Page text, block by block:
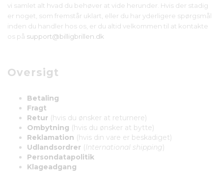
vi samlet alt hvad du behøver at vide herunder. Hvis der stadig
er noget, som fremstår uklart, eller du har yderligere spørgsmål
inden du handler hos os, er du altid velkommen til at kontakte
os på support@billigbrillen.dk
Oversigt
Betaling
Fragt
Retur (hvis du ønsker at returnere)
Ombytning (hvis du ønsker at bytte)
Reklamation (hvis din vare er beskadiget)
Udlandsordrer (International shipping)
Persondatapolitik
Klageadgang